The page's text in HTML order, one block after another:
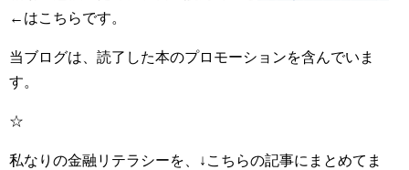
←はこちらです。
当ブログは、読了した本のプロモーションを含んでいま
す。
☆
私なりの金融リテラシーを、↓こちらの記事にまとめてま